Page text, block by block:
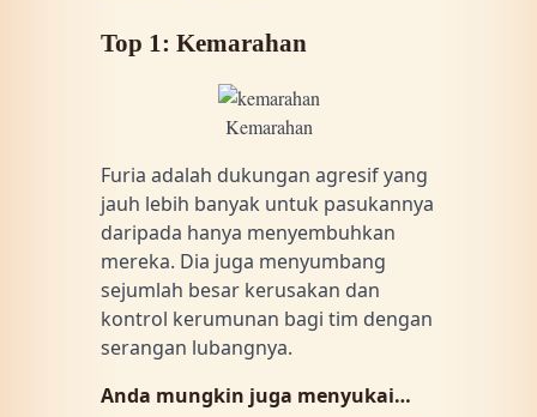
Top 1: Kemarahan
Kemarahan
Furia adalah dukungan agresif yang
jauh lebih banyak untuk pasukannya
daripada hanya menyembuhkan
mereka. Dia juga menyumbang
sejumlah besar kerusakan dan
kontrol kerumunan bagi tim dengan
serangan lubangnya.
Anda mungkin juga menyukai…